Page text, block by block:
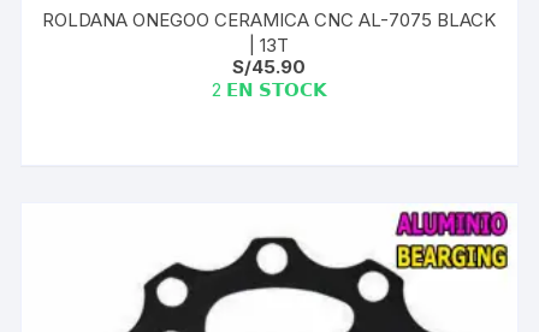
ROLDANA ONEGOO CERAMICA CNC AL-7075 BLACK
| 13T
S/45.90
2 𝗘𝗡 𝗦𝗧𝗢𝗖𝗞